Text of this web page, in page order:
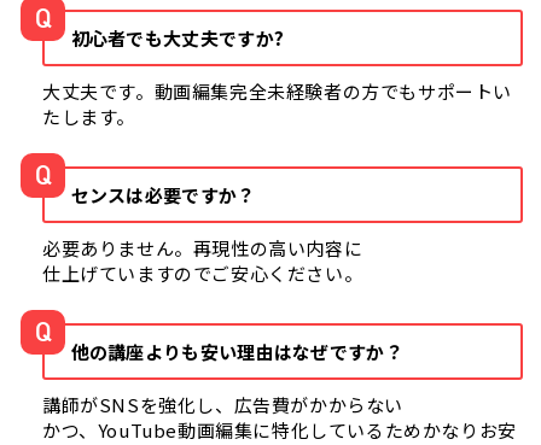
Q
初心者でも大丈夫ですか?
大丈夫です。動画編集完全未経験者の方でもサポートい
たします。
Q
センスは必要ですか？
必要ありません。再現性の高い内容に
仕上げていますのでご安心ください。
Q
他の講座よりも安い理由はなぜですか？
講師がSNSを強化し、広告費がかからない
かつ、YouTube動画編集に特化しているためかなりお安